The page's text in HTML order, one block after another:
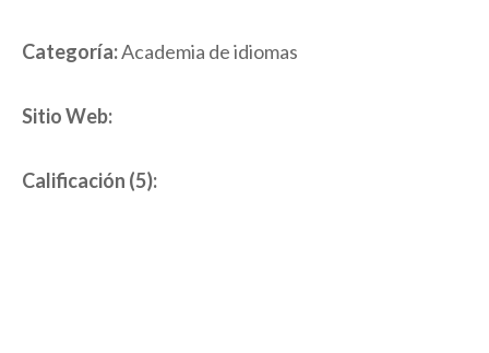
Categoría:Academia de idiomas
Sitio Web:
Calificación (5):